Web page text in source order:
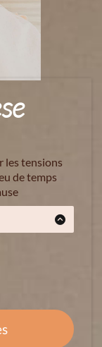
les tensions
de temps
valider ton